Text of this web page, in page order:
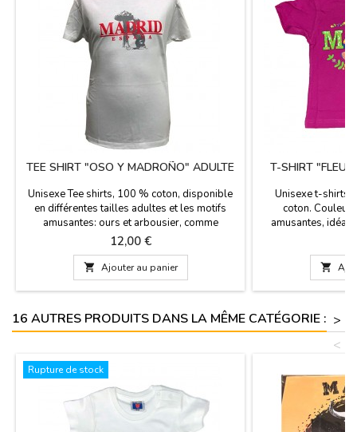
TEE SHIRT "OSO Y MADROÑO" ADULTE
Unisexe Tee shirts, 100 % coton, disponible
en différentes tailles adultes et les motifs
amusantes: ours et arbousier, comme
souvenir parfait de votre visite à Madrid.
Prix
12,00 €
 Ajouter au panier
T-SHIRT
Unisexe t-shirts
coton.
amusantes, idéal

16 AUTRES PRODUITS DANS LA MÊME CATÉGORIE : >
<
Rupture de stock